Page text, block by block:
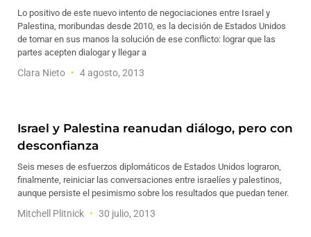
Lo positivo de este nuevo intento de negociaciones entre Israel y
Palestina, moribundas desde 2010, es la decisión de Estados Unidos
de tomar en sus manos la solución de ese conflicto: lograr que las
partes acepten dialogar y llegar a
Clara Nieto 4 agosto, 2013
Israel y Palestina reanudan diálogo, pero con
desconfianza
Seis meses de esfuerzos diplomáticos de Estados Unidos lograron,
finalmente, reiniciar las conversaciones entre israelíes y palestinos,
aunque persiste el pesimismo sobre los resultados que puedan tener.
Mitchell Plitnick 30 julio, 2013